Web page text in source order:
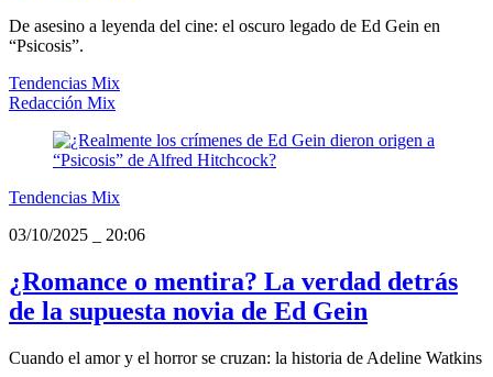
De asesino a leyenda del cine: el oscuro legado de Ed Gein en
“Psicosis”.
Tendencias Mix
Redacción Mix
Tendencias Mix
03/10/2025
20:06
¿Romance o mentira? La verdad detrás
de la supuesta novia de Ed Gein
Cuando el amor y el horror se cruzan: la historia de Adeline Watkins